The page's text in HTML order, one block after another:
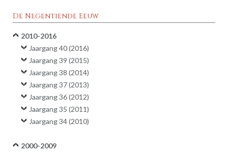
De Negentiende Eeuw
2010-2016
Jaargang 40 (2016)
Jaargang 39 (2015)
Jaargang 38 (2014)
Jaargang 37 (2013)
Jaargang 36 (2012)
Jaargang 35 (2011)
Jaargang 34 (2010)
2000-2009